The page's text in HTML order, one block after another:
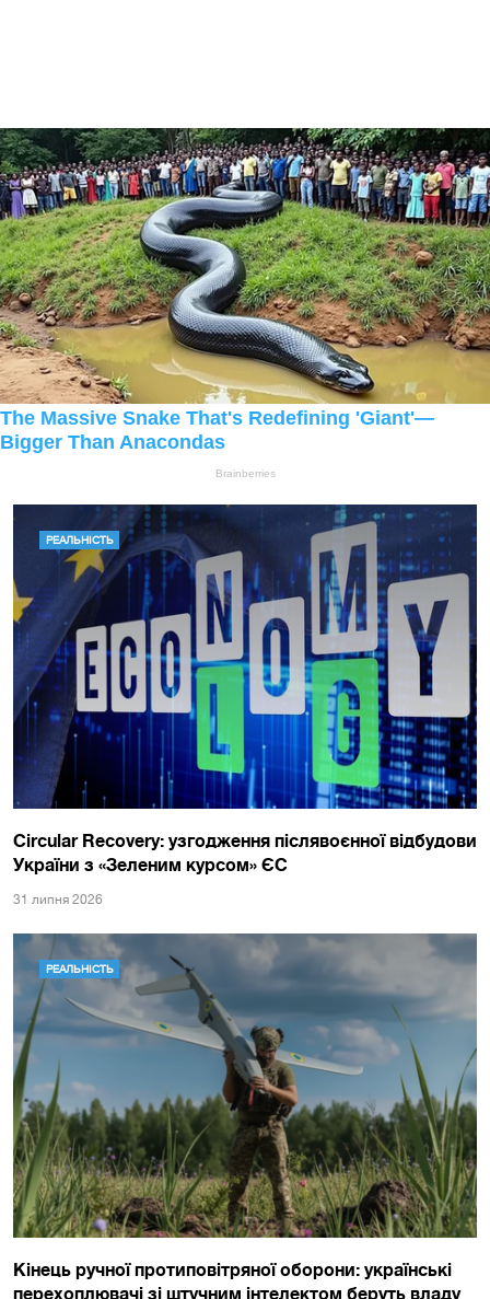
РЕАЛЬНІСТЬ
Circular Recovery: узгодження післявоєнної відбудови
України з «Зеленим курсом» ЄС
31 липня 2026
РЕАЛЬНІСТЬ
Кінець ручної протиповітряної оборони: українські
перехоплювачі зі штучним інтелектом беруть владу